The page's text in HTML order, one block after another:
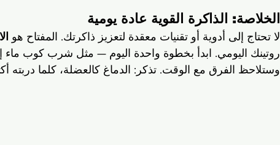
الخلاصة: الذاكرة القوية عادة يومية
لا تحتاج إلى أدوية أو تقنيات معقدة لتعزيز ذاكرتك. المفتاح هو
وستلاحظ الفرق مع الوقت. تذكر: الدماغ كالعضلة، كلما دربته